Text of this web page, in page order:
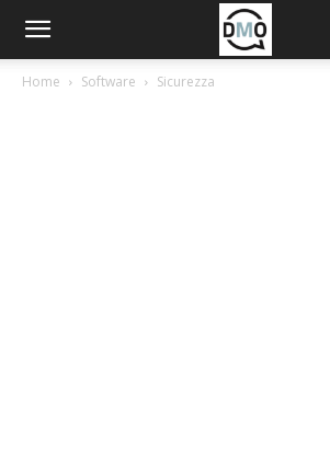
Home Software Sicurezza